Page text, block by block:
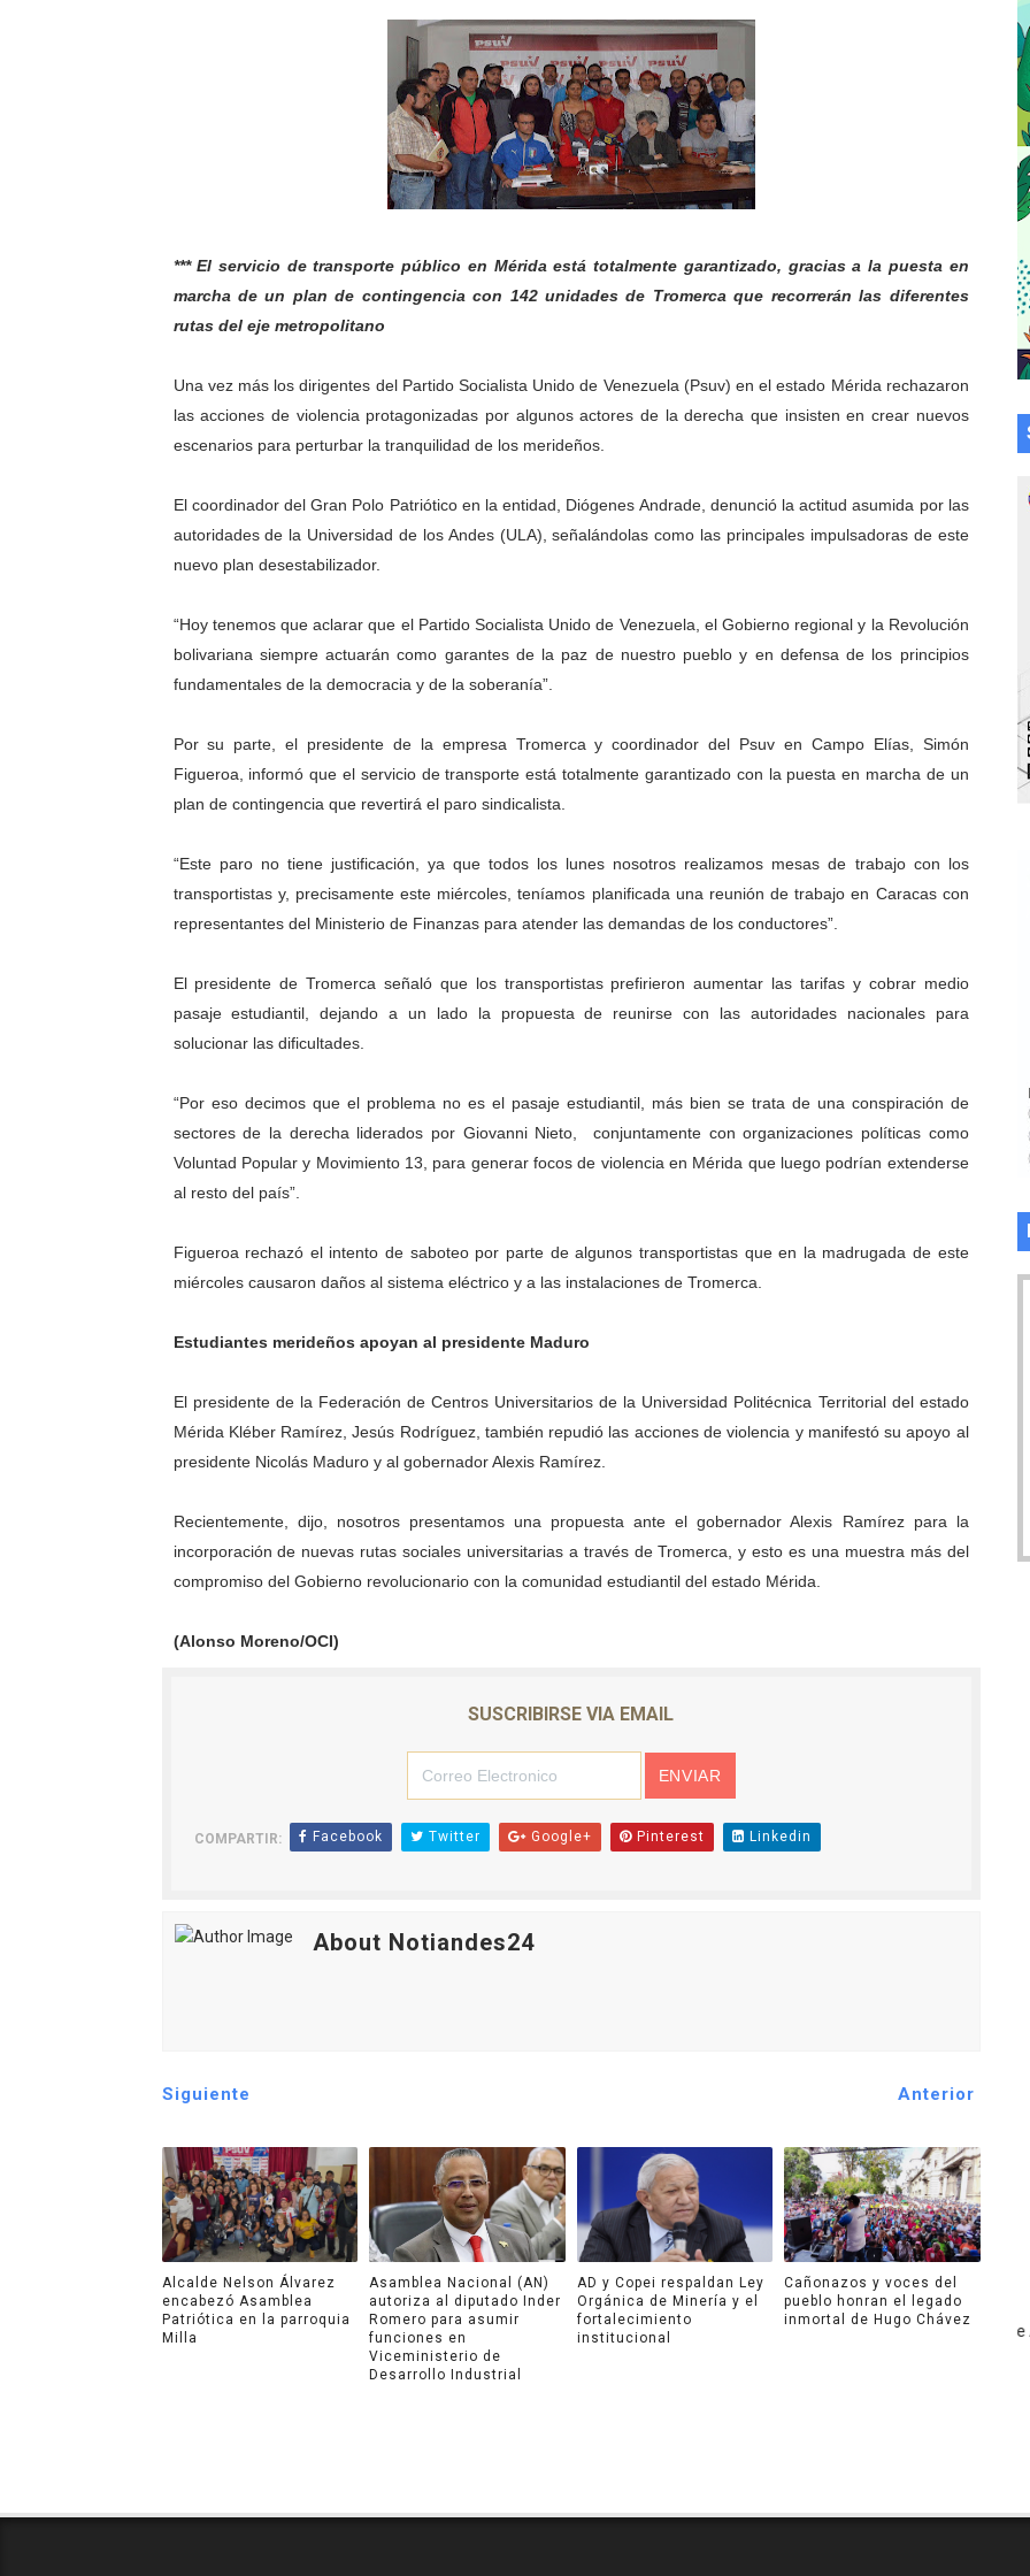
Gobierno bolivariano avanza en la transformación del hospital Sor Juana Inés
Niños merideños aprenden sobre gaita de tambora con Fundecem
Hospital universitario muestra sus avances en visita del Consejo Legislativo
Instituto Nacional de Nutrición celebra Semana Internacional de la Lactancia Materna
Corposalud inició talleres para aspirantes al curso de Emergencia Prehospitalaria
Fortalecen formación académica de médicos en proceso de ruralidad
Fortaleciendo la economía comunal en El Vigía con microcréditos a emprendedores y
Campo Elías consolida plan de bacheo en el sector La Montañita
Fundecem inició con éxito el taller vacacional de origami
El Lactario del Iahula celebra la Semana Mundial de la Lactancia Materna
Plan Vacacional "Venezuela Ríe 2026" brinda recreación y cultura a niños del
Iniciación al yoga reúne a diversos clubes deportivos de Zea en una enriquecedora
Mincomunas impulsa el autogobierno en Mérida con plan de actualización y atención
Expertos inspeccionan espacios del OAN para la instalación del detector Cherenkov
*** El servicio de transporte público en Mérida está totalmente garantizado, gracias a la puesta en
marcha de un plan de contingencia con 142 unidades de Tromerca que recorrerán las diferentes
rutas del eje metropolitano
Una vez más los dirigentes del Partido Socialista Unido de Venezuela (Psuv) en el estado Mérida rechazaron
las acciones de violencia protagonizadas por algunos actores de la derecha que insisten en crear nuevos
escenarios para perturbar la tranquilidad de los merideños.
El coordinador del Gran Polo Patriótico en la entidad, Diógenes Andrade, denunció la actitud asumida por las
autoridades de la Universidad de los Andes (ULA), señalándolas como las principales impulsadoras de este
nuevo plan desestabilizador.
“Hoy tenemos que aclarar que el Partido Socialista Unido de Venezuela, el Gobierno regional y la Revolución
bolivariana siempre actuarán como garantes de la paz de nuestro pueblo y en defensa de los principios
fundamentales de la democracia y de la soberanía”.
Por su parte, el presidente de la empresa Tromerca y coordinador del Psuv en Campo Elías, Simón
Figueroa, informó que el servicio de transporte está totalmente garantizado con la puesta en marcha de un
plan de contingencia que revertirá el paro sindicalista.
“Este paro no tiene justificación, ya que todos los lunes nosotros realizamos mesas de trabajo con los
transportistas y, precisamente este miércoles, teníamos planificada una reunión de trabajo en Caracas con
representantes del Ministerio de Finanzas para atender las demandas de los conductores”.
El presidente de Tromerca señaló que los transportistas prefirieron aumentar las tarifas y cobrar medio
pasaje estudiantil, dejando a un lado la propuesta de reunirse con las autoridades nacionales para
solucionar las dificultades.
“Por eso decimos que el problema no es el pasaje estudiantil, más bien se trata de una conspiración de
sectores de la derecha liderados por Giovanni Nieto, conjuntamente con organizaciones políticas como
Voluntad Popular y Movimiento 13, para generar focos de violencia en Mérida que luego podrían extenderse
al resto del país”.
Figueroa rechazó el intento de saboteo por parte de algunos transportistas que en la madrugada de este
miércoles causaron daños al sistema eléctrico y a las instalaciones de Tromerca.
Estudiantes merideños apoyan al presidente Maduro
El presidente de la Federación de Centros Universitarios de la Universidad Politécnica Territorial del estado
Mérida Kléber Ramírez, Jesús Rodríguez, también repudió las acciones de violencia y manifestó su apoyo al
presidente Nicolás Maduro y al gobernador Alexis Ramírez.
Recientemente, dijo, nosotros presentamos una propuesta ante el gobernador Alexis Ramírez para la
incorporación de nuevas rutas sociales universitarias a través de Tromerca, y esto es una muestra más del
compromiso del Gobierno revolucionario con la comunidad estudiantil del estado Mérida.
(Alonso Moreno/OCI)
SUSCRIBIRSE VIA EMAIL
COMPARTIR: Facebook Twitter Google+ Pinterest Linkedin
About Notiandes24
Siguiente Anterior
Alcalde Nelson Álvarez
encabezó Asamblea
Patriótica en la parroquia
Milla
Asamblea Nacional (AN)
autoriza al diputado Inder
Romero para asumir
funciones en
Viceministerio de
Desarrollo Industrial
AD y Copei respaldan Ley
Orgánica de Minería y el
fortalecimiento
institucional
Cañonazos y voces del
pueblo honran el legado
inmortal de Hugo Chávez
Todos los Derechos Reservados - Copyright ©2026 / PS / www.notiandes24.com.ve / Información de Altura